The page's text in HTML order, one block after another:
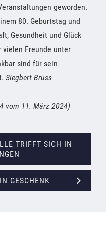
geworden.
80. Geburtstag und
Gesundheit und Glück
vielen Freunde unter
sind für sein
Siegbert Bruss
vom 11. März 2024)
TRIFFT SICH IN
GESCHENK